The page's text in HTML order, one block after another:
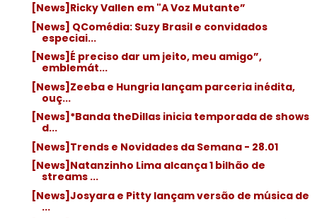
[News]Ricky Vallen em "A Voz Mutante”
[News] QComédia: Suzy Brasil e convidados
especiai...
[News]É preciso dar um jeito, meu amigo”,
emblemát...
[News]Zeeba e Hungria lançam parceria inédita,
ouç...
[News]*Banda theDillas inicia temporada de shows
d...
[News]Trends e Novidades da Semana - 28.01
[News]Natanzinho Lima alcança 1 bilhão de
streams ...
[News]Josyara e Pitty lançam versão de música de
...